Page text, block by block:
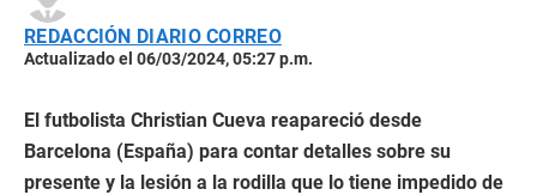
REDACCIÓN DIARIO CORREO
Actualizado el 06/03/2024, 05:27 p.m.
El futbolista Christian Cueva reapareció desde
Barcelona (España) para contar detalles sobre su
presente y la lesión a la rodilla que lo tiene impedido de